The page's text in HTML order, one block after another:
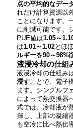
点の平均的なデー
れだけ計算資源以
ことになります​。
に削減可能です。
PUE値は1.05～
は1.01～1.02とほ
ルギーを90～98%
液浸冷却の仕組
液浸冷却の仕組み
浸すことで、電子
ます。シングルフ
によって熱交換器
式では、冷却液が
揮し、上部の凝縮
も空冷に比べ熱伝